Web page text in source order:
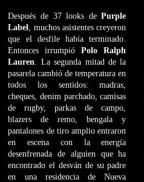
Después de 37 looks dePurple
Label
, muchos asistentes creyeron
que el desfile había terminado.
Entonces irrumpióPolo Ralph
Lauren . La segunda mitad de la
pasarela cambió de temperatura en
todos los sentidos: madras,
cheques, denim parchado, camisas
de rugby, parkas de campo,
blazers de remo, bengala y
pantalones de tiro amplio entraron
en escena con la energía
desenfrenada de alguien que ha
encontrado el desván de su padre
en una residencia de Nueva